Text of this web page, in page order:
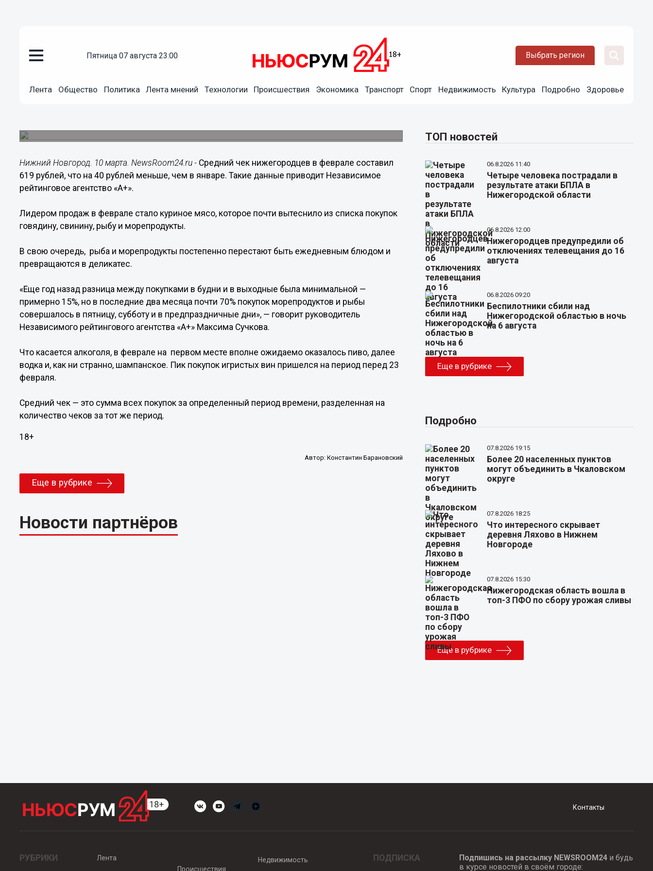
пятница 07 августа 23:00 Выбрать регион
Лента Общество Политика Лента мнений Технологии Происшествия Экономика Транспорт Спорт Недвижимость Культура Подробно Здоровье
10.03.201609:11
Нижний Новгород. 10 марта. NewsRoom24.ru - Средний чек нижегородцев в феврале составил
619 рублей, что на 40 рублей меньше, чем в январе. Такие данные приводит Независимое
рейтинговое агентство «А+».
Лидером продаж в феврале стало куриное мясо, которое почти вытеснило из списка покупок
говядину, свинину, рыбу и морепродукты.
В свою очередь, рыба и морепродукты постепенно перестают быть ежедневным блюдом и
превращаются в деликатес.
«Еще год назад разница между покупками в будни и в выходные была минимальной —
примерно 15%, но в последние два месяца почти 70% покупок морепродуктов и рыбы
совершалось в пятницу, субботу и в предпраздничные дни», — говорит руководитель
Независимого рейтингового агентства «А+» Максима Сучкова.
Что касается алкоголя, в феврале на первом месте вполне ожидаемо оказалось пиво, далее
водка и, как ни странно, шампанское. Пик покупок игристых вин пришелся на период перед 23
февраля.
Средний чек — это сумма всех покупок за определенный период времени, разделенная на
количество чеков за тот же период.
18+
Автор: Константин Барановский
Еще в рубрике
Новости партнёров
ТОП новостей
06.8.2026 11:40
Четыре человека пострадали в
результате атаки БПЛА в
Нижегородской области
06.8.2026 12:00
Нижегородцев предупредили об
отключениях телевещания до 16
августа
06.8.2026 09:20
Беспилотники сбили над
Нижегородской областью в ночь
на 6 августа
Еще в рубрике
Подробно
07.8.2026 19:15
Более 20 населенных пунктов
могут объединить в Чкаловском
округе
07.8.2026 18:25
Что интересного скрывает
деревня Ляхово в Нижнем
Новгороде
07.8.2026 15:30
Нижегородская область вошла в
топ-3 ПФО по сбору урожая сливы
Еще в рубрике
Контакты
РУБРИКИ
Лента
Происшествия
Недвижимость ПОДПИСКА Подпишись на рассылку NEWSROOM24и будь
в курсе новостей в своём городе: